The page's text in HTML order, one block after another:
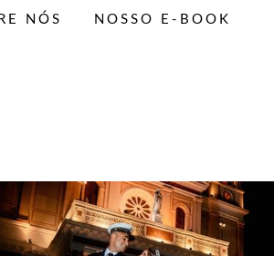
NÓS NOSSO E-BOOK